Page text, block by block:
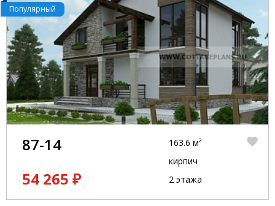
Популярный
87-14
54 265 ₽
163.6 м²
кирпич
2 этажа